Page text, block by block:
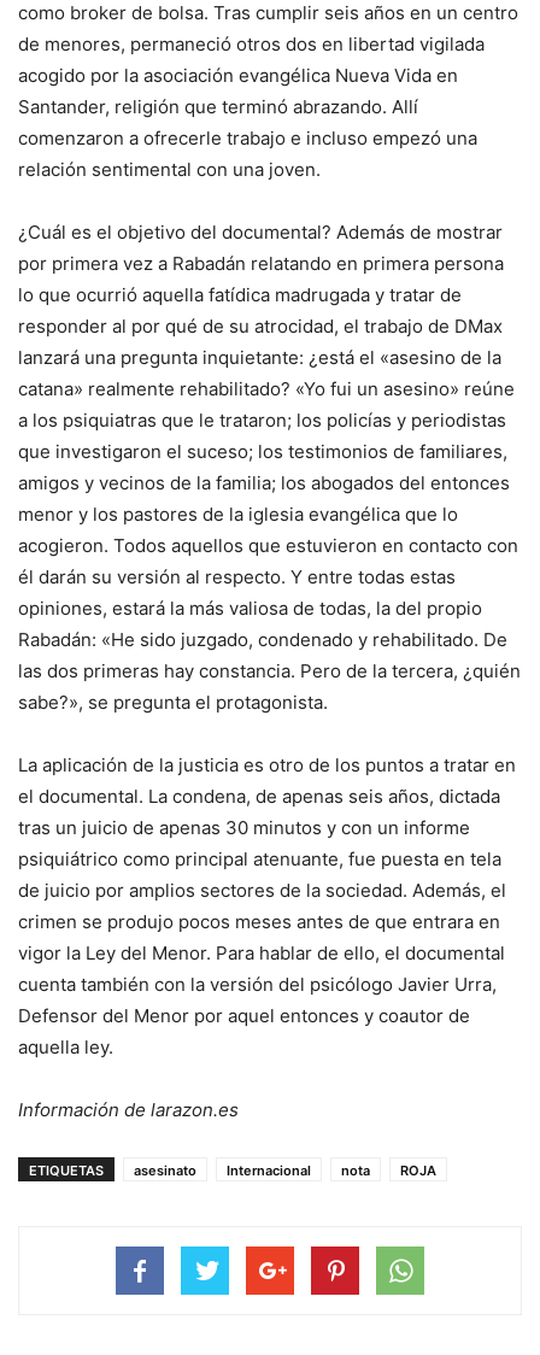
como broker de bolsa. Tras cumplir seis años en un centro
de menores, permaneció otros dos en libertad vigilada
acogido por la asociación evangélica Nueva Vida en
Santander, religión que terminó abrazando. Allí
comenzaron a ofrecerle trabajo e incluso empezó una
relación sentimental con una joven.
¿Cuál es el objetivo del documental? Además de mostrar
por primera vez a Rabadán relatando en primera persona
lo que ocurrió aquella fatídica madrugada y tratar de
responder al por qué de su atrocidad, el trabajo de DMax
lanzará una pregunta inquietante: ¿está el «asesino de la
catana» realmente rehabilitado? «Yo fui un asesino» reúne
a los psiquiatras que le trataron; los policías y periodistas
que investigaron el suceso; los testimonios de familiares,
amigos y vecinos de la familia; los abogados del entonces
menor y los pastores de la iglesia evangélica que lo
acogieron. Todos aquellos que estuvieron en contacto con
él darán su versión al respecto. Y entre todas estas
opiniones, estará la más valiosa de todas, la del propio
Rabadán: «He sido juzgado, condenado y rehabilitado. De
las dos primeras hay constancia. Pero de la tercera, ¿quién
sabe?», se pregunta el protagonista.
La aplicación de la justicia es otro de los puntos a tratar en
el documental. La condena, de apenas seis años, dictada
tras un juicio de apenas 30 minutos y con un informe
psiquiátrico como principal atenuante, fue puesta en tela
de juicio por amplios sectores de la sociedad. Además, el
crimen se produjo pocos meses antes de que entrara en
vigor la Ley del Menor. Para hablar de ello, el documental
cuenta también con la versión del psicólogo Javier Urra,
Defensor del Menor por aquel entonces y coautor de
aquella ley.
Información de larazon.es
ETIQUETAS asesinato Internacional nota ROJA